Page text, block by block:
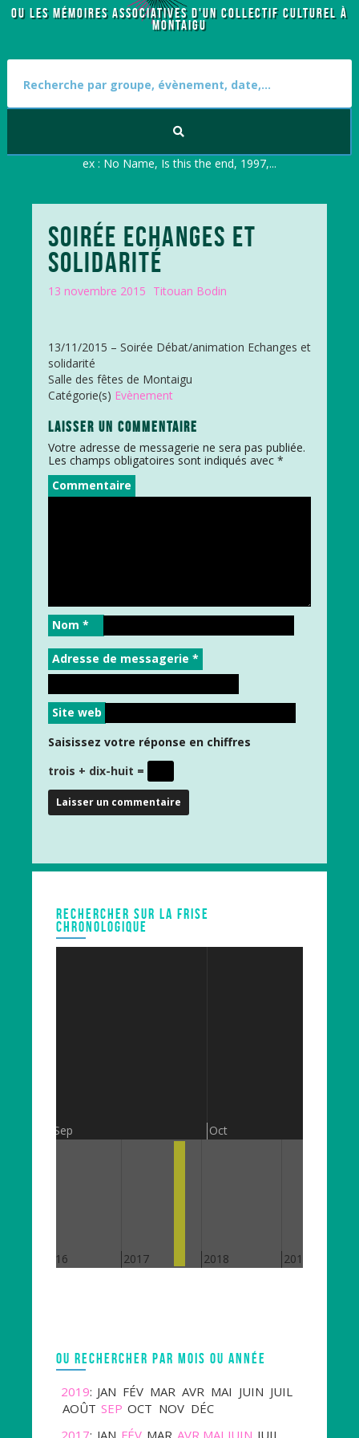
OU LES MÉMOIRES ASSOCIATIVES D'UN COLLECTIF CULTUREL À
MONTAIGU
ex : No Name, Is this the end, 1997,...
SOIRÉE ECHANGES ET
SOLIDARITÉ
13 novembre 2015 Titouan Bodin
13/11/2015 – Soirée Débat/animation Echanges et
solidarité
Salle des fêtes de Montaigu
Catégorie(s) Evènement
LAISSER UN COMMENTAIRE
Votre adresse de messagerie ne sera pas publiée.
Les champs obligatoires sont indiqués avec *
Commentaire
Nom *
Adresse de messagerie *
Site web
Saisissez votre réponse en chiffres
trois + dix-huit =
RECHERCHER SUR LA FRISE
CHRONOLOGIQUE
Sep Oct
2016 2017 2018 2019
OU RECHERCHER PAR MOIS OU ANNÉE
2019: JAN FÉV MAR AVR MAI JUIN JUIL
AOÛT SEP OCT NOV DÉC